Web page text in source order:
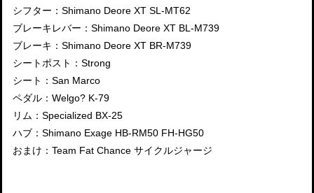
シフター：Shimano Deore XT SL-MT62
ブレーキレバー：Shimano Deore XT BL-M739
ブレーキ：Shimano Deore XT BR-M739
シートポスト：Strong
シート：San Marco
ペダル：Welgo? K-79
リム：Specialized BX-25
ハブ：Shimano Exage HB-RM50 FH-HG50
おまけ：Team Fat Chance サイクルジャージ